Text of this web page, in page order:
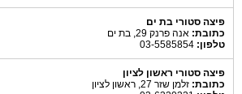
פיצה סטורי בת ים
כתובת: אנה פרנק 29, בת ים
טלפון:
פיצה סטורי ראשון לציון
כתובת: זלמן שזר 27, ראשון לציון